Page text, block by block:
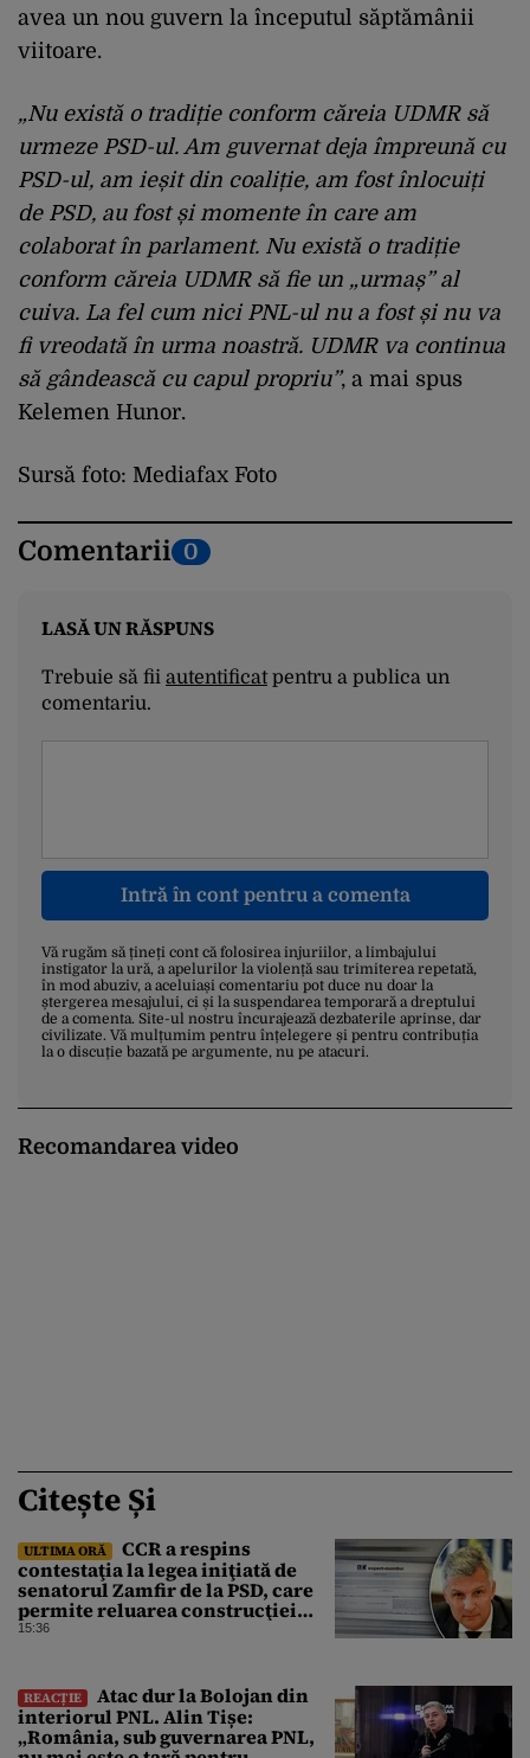
avea un nou guvern la începutul săptămânii
viitoare.
„Nu există o tradiție conform căreia UDMR să
urmeze PSD-ul. Am guvernat deja împreună cu
PSD-ul, am ieșit din coaliție, am fost înlocuiți
de PSD, au fost și momente în care am
colaborat în parlament. Nu există o tradiție
conform căreia UDMR să fie un „urmaș” al
cuiva. La fel cum nici PNL-ul nu a fost și nu va
fi vreodată în urma noastră. UDMR va continua
să gândească cu capul propriu”, a mai spus
Kelemen Hunor.
Sursă foto: Mediafax Foto
Comentarii 0
LASĂ UN RĂSPUNS
Trebuie să fii autentificatpentru a publica un
comentariu.
Intră în cont pentru a comenta
Vă rugăm să țineți cont că folosirea injuriilor, a limbajului
instigator la ură, a apelurilor la violență sau trimiterea repetată,
în mod abuziv, a aceluiași comentariu pot duce nu doar la
ștergerea mesajului, ci și la suspendarea temporară a dreptului
de a comenta. Site-ul nostru încurajează dezbaterile aprinse, dar
civilizate. Vă mulțumim pentru înțelegere și pentru contribuția
la o discuție bazată pe argumente, nu pe atacuri.
Recomandarea video
Citește Și
ULTIMA ORĂ
CCR a respins
contestaţia la legea iniţiată de
senatorul Zamfir de la PSD, care
permite reluarea construcţiei
hidrocentralelor din zonele
15:36
REACȚIE
Atac dur la Bolojan din
interiorul PNL. Alin Tișe:
„România, sub guvernarea PNL,